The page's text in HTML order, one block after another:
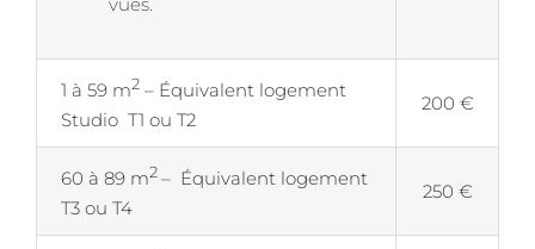
1 à 59 m2 – Équivalent logement
Studio T1 ou T2
200 €
60 à 89 m2 – Équivalent logement
T3 ou T4
250 €